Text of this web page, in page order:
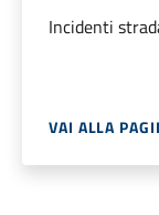
Incidenti
VAI ALLA